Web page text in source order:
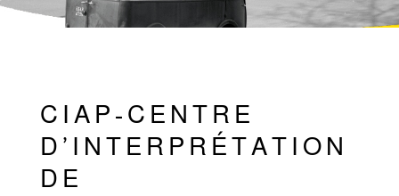
CIAP-CENTRE
D’INTERPRÉTATION
DE